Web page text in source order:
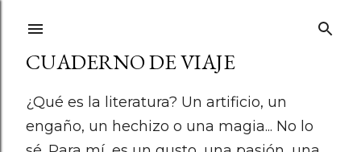
CUADERNO DE VIAJE
¿Qué es la literatura? Un artificio, un
engaño, un hechizo o una magia... No lo